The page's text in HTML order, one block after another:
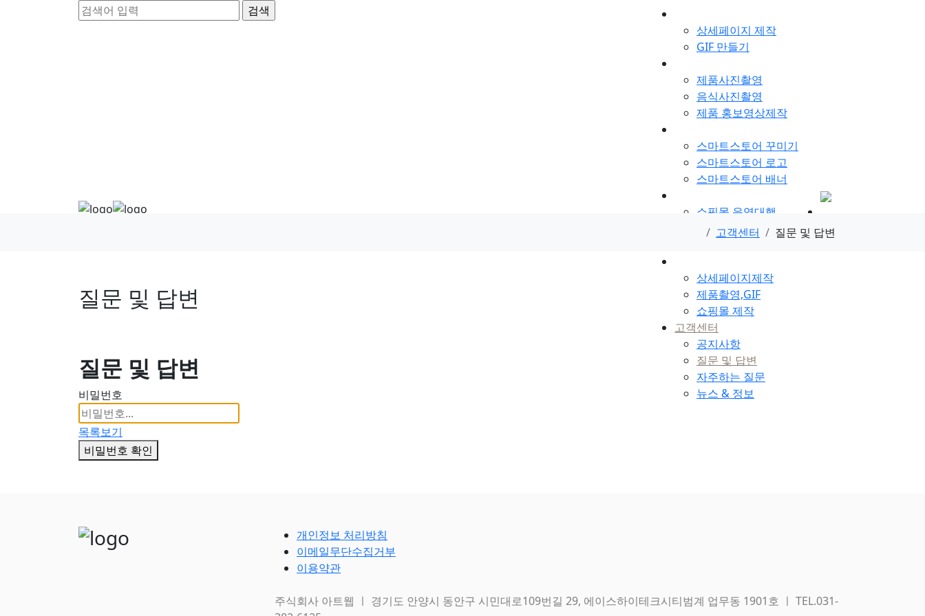
상세페이지 제작
GIF 만들기
제품사진촬영
음식사진촬영
제품 홍보영상제작
스마트스토어 꾸미기
스마트스토어 로고
스마트스토어 배너
쇼핑몰 운영대행
웹디자인 월 대행
상세페이지제작
제품촬영,GIF
쇼핑몰 제작
고객센터
공지사항
질문 및 답변
자주하는 질문
뉴스 & 정보
고객센터 질문 및 답변
질문 및 답변
질문 및 답변
비밀번호
목록보기
비밀번호 확인
개인정보 처리방침
이메일무단수집거부
이용약관
주식회사 아트웹 ㅣ 경기도 안양시 동안구 시민대로109번길 29, 에이스하이테크시티범계 업무동 1901호 ㅣ TEL.031-